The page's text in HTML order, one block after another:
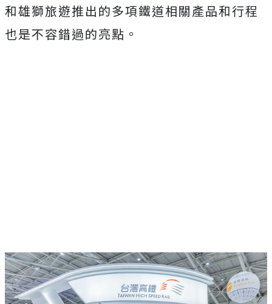
和雄獅旅遊推出的多項鐵道相關產品和行程
也是不容錯過的亮點。